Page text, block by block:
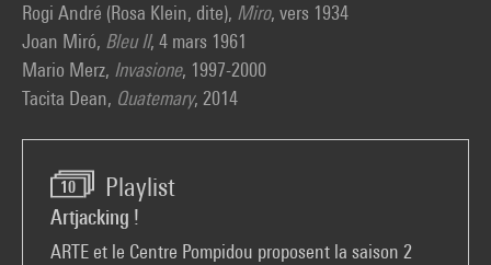
Rogi André (Rosa Klein, dite), Miro, vers 1934
Joan Miró, Bleu II, 4 mars 1961
Mario Merz, Invasione, 1997-2000
Tacita Dean, Quatemary, 2014
10 Playlist
Artjacking !
ARTE et le Centre Pompidou proposent la saison 2